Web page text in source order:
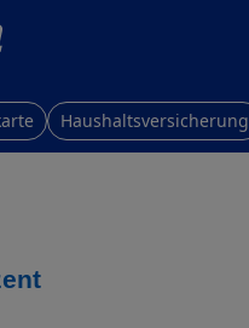
Haushaltsversicherung